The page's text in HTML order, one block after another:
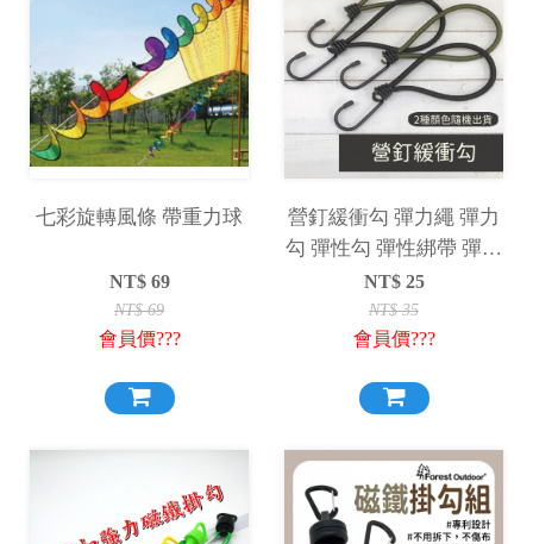
七彩旋轉風條 帶重力球
NT$ 69
NT$69
會員價???
營釘緩衝勾 彈力繩 彈力
勾 彈性勾 彈性綁帶 彈力
拉勾 營釘緩衝勾
NT$ 25
NT$35
會員價???